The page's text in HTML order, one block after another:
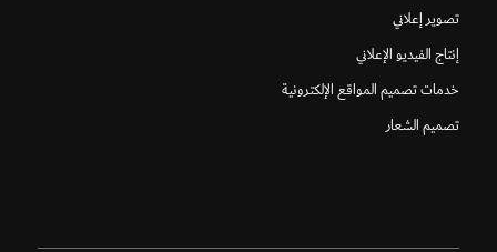
تصوير إعلاني
إنتاج الفيديو الإعلاني
خدمات تصميم المواقع الإلكترونية
تصميم الشعار